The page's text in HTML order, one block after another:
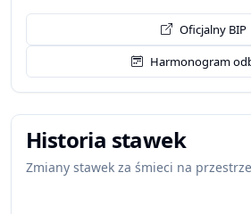
Oficjalny BIP
Harmonogram
Historia stawek
Zmiany stawek za śmieci na